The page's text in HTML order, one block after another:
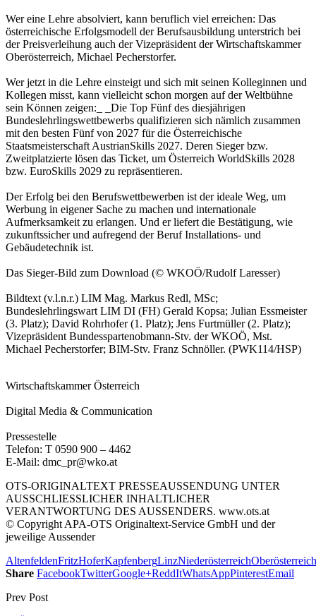
Wer eine Lehre absolviert, kann beruflich viel erreichen: Das
österreichische Erfolgsmodell der Berufsausbildung unterstrich bei
der Preisverleihung auch der Vizepräsident der Wirtschaftskammer
Oberösterreich, Michael Pecherstorfer.
Wer jetzt in die Lehre einsteigt und sich mit seinen Kolleginnen und
Kollegen misst, kann vielleicht schon morgen auf der Weltbühne
sein Können zeigen:_ _Die Top Fünf des diesjährigen
Bundeslehrlingswettbewerbs qualifizieren sich nämlich zusammen
mit den besten Fünf von 2027 für die Österreichische
Staatsmeisterschaft AustrianSkills 2027. Deren Sieger bzw.
Zweitplatzierte lösen das Ticket, um Österreich WorldSkills 2028
bzw. EuroSkills 2029 zu repräsentieren.
Der Erfolg bei den Berufswettbewerben ist der ideale Weg, um
Werbung in eigener Sache zu machen und internationale
Aufmerksamkeit zu erlangen. Und er liefert die Bestätigung, wie
zukunftssicher und aufregend der Beruf Installations- und
Gebäudetechnik ist.
Das Sieger-Bild zum Download (© WKOÖ/Rudolf Laresser)
Bildtext (v.l.n.r.) LIM Mag. Markus Redl, MSc;
Bundeslehrlingswart LIM DI (FH) Gerald Kopsa; Julian Essmeister
(3. Platz); David Rohrhofer (1. Platz); Jens Furtmüller (2. Platz);
Vizepräsident Bundesspartenobmann-Stv. der WKOÖ, Mst.
Michael Pecherstorfer; BIM-Stv. Franz Schnöller. (PWK114/HSP)
Wirtschaftskammer Österreich
Digital Media & Communication
Pressestelle
Telefon: T 0590 900 – 4462
E-Mail: dmc_pr@wko.at
OTS-ORIGINALTEXT PRESSEAUSSENDUNG UNTER
AUSSCHLIESSLICHER INHALTLICHER
VERANTWORTUNG DES AUSSENDERS. www.ots.at
© Copyright APA-OTS Originaltext-Service GmbH und der
jeweilige Aussender
AltenfeldenFritzHoferKapfenbergLinzNiederösterreichOberösterreich
Share FacebookTwitterGoogle+ReddItWhatsAppPinterestEmail
Prev Post